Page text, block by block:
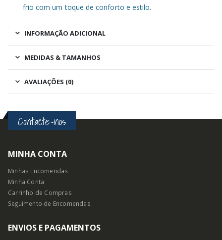
frio com um toque de conforto e estilo.
INFORMAÇÃO ADICIONAL
MEDIDAS & TAMANHOS
AVALIAÇÕES (0)
Contacte-nos
MINHA CONTA
Minhas Encomendas
Minha Conta
Carrinho de Compras
Seguimento de Encomendas
ENVIOS E PAGAMENTOS